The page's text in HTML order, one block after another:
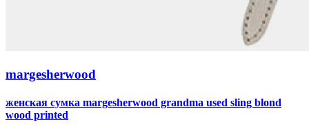
margesherwood
женская сумка margesherwood grandma used sling blond
wood printed